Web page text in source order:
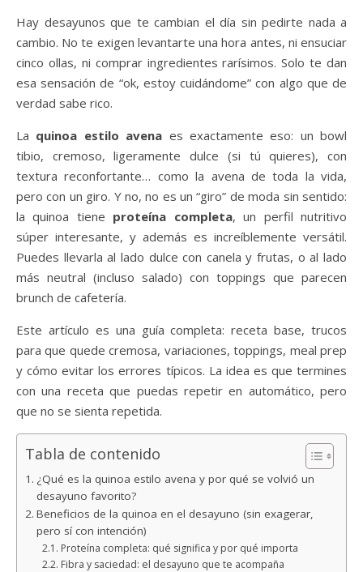
Hay desayunos que te cambian el día sin pedirte nada a
cambio. No te exigen levantarte una hora antes, ni ensuciar
cinco ollas, ni comprar ingredientes rarísimos. Solo te dan
esa sensación de “ok, estoy cuidándome” con algo que de
verdad sabe rico.
La quinoa estilo avena es exactamente eso: un bowl
tibio, cremoso, ligeramente dulce (si tú quieres), con
textura reconfortante… como la avena de toda la vida,
pero con un giro. Y no, no es un “giro” de moda sin sentido:
la quinoa tiene proteína completa, un perfil nutritivo
súper interesante, y además es increíblemente versátil.
Puedes llevarla al lado dulce con canela y frutas, o al lado
más neutral (incluso salado) con toppings que parecen
brunch de cafetería.
Este artículo es una guía completa: receta base, trucos
para que quede cremosa, variaciones, toppings, meal prep
y cómo evitar los errores típicos. La idea es que termines
con una receta que puedas repetir en automático, pero
que no se sienta repetida.
Tabla de contenido
¿Qué es la quinoa estilo avena y por qué se volvió un
desayuno favorito?
Beneficios de la quinoa en el desayuno (sin exagerar,
pero sí con intención)
Proteína completa: qué significa y por qué importa
Fibra y saciedad: el desayuno que te acompaña